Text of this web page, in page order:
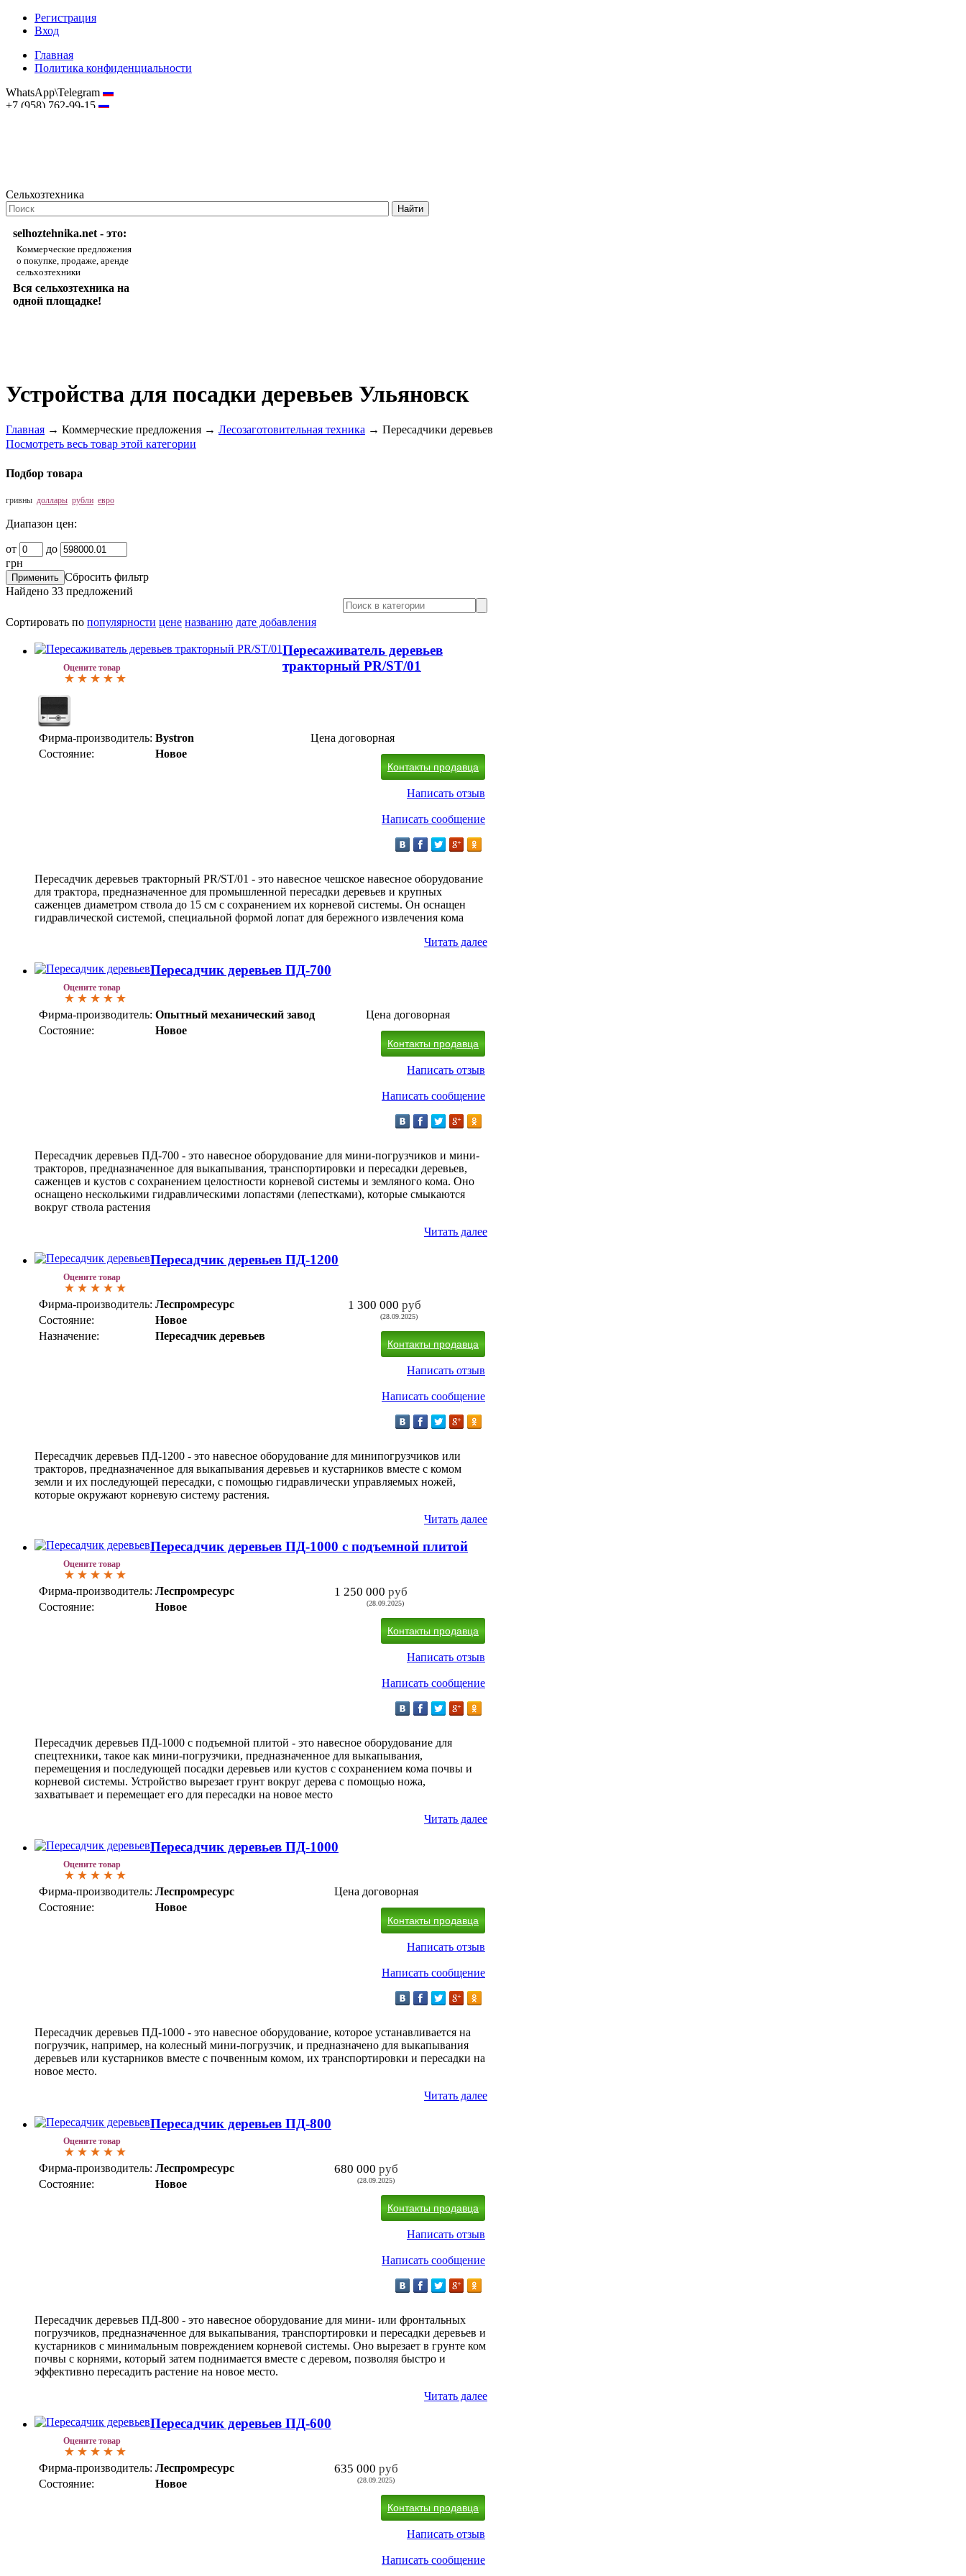
Регистрация
Вход
Главная
Политика конфиденциальности
WhatsApp\Telegram
+7 (958) 762-99-15
Сельхозтехника
selhoztehnika.net - это:
Коммерческие предложения
о покупке, продаже, аренде
сельхозтехники
Вся сельхозтехника на
одной площадке!
Устройства для посадки деревьев Ульяновск
Главная → Коммерческие предложения → Лесозаготовительная техника → Пересадчики деревьев
Посмотреть весь товар этой категории
Подбор товара
гривны доллары рубли евро
Диапазон цен:
от
до
грн
Сбросить фильтр
Найдено 33 предложений
Сортировать по популярности цене названию дате добавления
Оцените товар
Пересаживатель деревьев
тракторный PR/ST/01
Фирма-производитель: Bystron
Состояние:
Новое
Цена договорная
Контакты продавца
Написать отзыв
Написать сообщение
Пересадчик деревьев тракторный PR/ST/01 - это навесное чешское навесное оборудование
для трактора, предназначенное для промышленной пересадки деревьев и крупных
саженцев диаметром ствола до 15 см с сохранением их корневой системы. Он оснащен
гидравлической системой, специальной формой лопат для бережного извлечения кома
Читать далее
Оцените товар
Пересадчик деревьев ПД-700
Фирма-производитель: Опытный механический завод
Состояние:
Новое
Цена договорная
Контакты продавца
Написать отзыв
Написать сообщение
Пересадчик деревьев ПД-700 - это навесное оборудование для мини-погрузчиков и мини-
тракторов, предназначенное для выкапывания, транспортировки и пересадки деревьев,
саженцев и кустов с сохранением целостности корневой системы и земляного кома. Оно
оснащено несколькими гидравлическими лопастями (лепестками), которые смыкаются
вокруг ствола растения
Читать далее
Оцените товар
Пересадчик деревьев ПД-1200
Фирма-производитель: Леспромресурс
Состояние:
Новое
Назначение:
Пересадчик деревьев
1 300 000 руб
(28.09.2025)
Контакты продавца
Написать отзыв
Написать сообщение
Пересадчик деревьев ПД-1200 - это навесное оборудование для минипогрузчиков или
тракторов, предназначенное для выкапывания деревьев и кустарников вместе с комом
земли и их последующей пересадки, с помощью гидравлически управляемых ножей,
которые окружают корневую систему растения.
Читать далее
Оцените товар
Пересадчик деревьев ПД-1000 с подъемной плитой
Фирма-производитель: Леспромресурс
Состояние:
Новое
1 250 000 руб
(28.09.2025)
Контакты продавца
Написать отзыв
Написать сообщение
Пересадчик деревьев ПД-1000 с подъемной плитой - это навесное оборудование для
спецтехники, такое как мини-погрузчики, предназначенное для выкапывания,
перемещения и последующей посадки деревьев или кустов с сохранением кома почвы и
корневой системы. Устройство вырезает грунт вокруг дерева с помощью ножа,
захватывает и перемещает его для пересадки на новое место
Читать далее
Оцените товар
Пересадчик деревьев ПД-1000
Фирма-производитель: Леспромресурс
Состояние:
Новое
Цена договорная
Контакты продавца
Написать отзыв
Написать сообщение
Пересадчик деревьев ПД-1000 - это навесное оборудование, которое устанавливается на
погрузчик, например, на колесный мини-погрузчик, и предназначено для выкапывания
деревьев или кустарников вместе с почвенным комом, их транспортировки и пересадки на
новое место.
Читать далее
Оцените товар
Пересадчик деревьев ПД-800
Фирма-производитель: Леспромресурс
Состояние:
Новое
680 000 руб
(28.09.2025)
Контакты продавца
Написать отзыв
Написать сообщение
Пересадчик деревьев ПД-800 - это навесное оборудование для мини- или фронтальных
погрузчиков, предназначенное для выкапывания, транспортировки и пересадки деревьев и
кустарников с минимальным повреждением корневой системы. Оно вырезает в грунте ком
почвы с корнями, который затем поднимается вместе с деревом, позволяя быстро и
эффективно пересадить растение на новое место.
Читать далее
Оцените товар
Пересадчик деревьев ПД-600
Фирма-производитель: Леспромресурс
Состояние:
Новое
635 000 руб
(28.09.2025)
Контакты продавца
Написать отзыв
Написать сообщение